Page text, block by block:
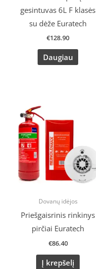
gesintuvas 6L F klasės
su dėže Euratech
€128.90
Daugiau
Dovanų idėjos
Priešgaisrinis rinkinys
pirčiai Euratech
€86.40
Į krepšelį